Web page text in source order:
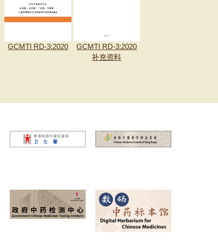
GCMTI RD-3:2020
GCMTI RD-3:2020
补充资料